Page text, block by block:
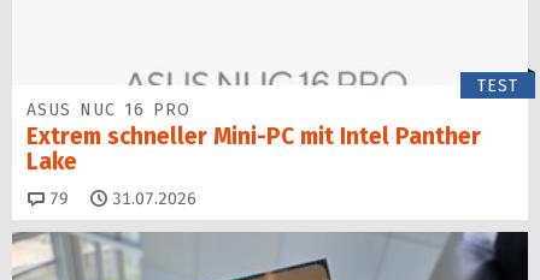
TEST
ASUS NUC 16 PRO
Extrem schneller Mini-PC mit Intel Panther
Lake
79 Kommentare
31.07.2026